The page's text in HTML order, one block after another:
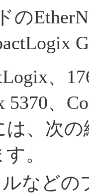
の
、
5370、
は、次
。
ルなど